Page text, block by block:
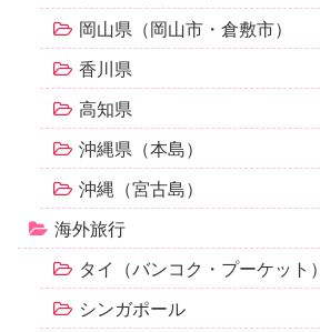
岡山県（岡山市・倉敷市）
香川県
高知県
沖縄県（本島）
沖縄（宮古島）
海外旅行
タイ（バンコク・プーケット）
シンガポール